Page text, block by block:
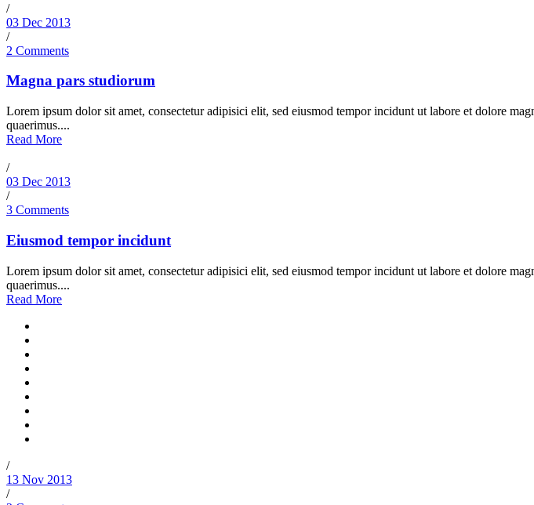
/
03 Dec 2013
/
2 Comments
Magna pars studiorum
Lorem ipsum dolor sit amet, consectetur adipisici elit, sed eiusmod tempor incidunt ut labore et dolore
quaerimus....
Read More
/
03 Dec 2013
/
3 Comments
Eiusmod tempor incidunt
Lorem ipsum dolor sit amet, consectetur adipisici elit, sed eiusmod tempor incidunt ut labore et dolore
quaerimus....
Read More
/
13 Nov 2013
/